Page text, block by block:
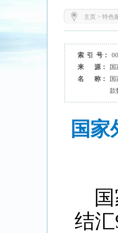
主页> 特色
索 引 号：
来 源：
国
名 称：
款
国家
结汇